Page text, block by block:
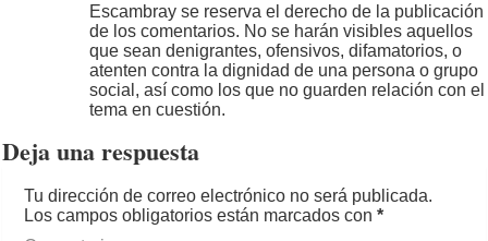
Escambray se reserva el derecho de la publicación
de los comentarios. No se harán visibles aquellos
que sean denigrantes, ofensivos, difamatorios, o
atenten contra la dignidad de una persona o grupo
social, así como los que no guarden relación con el
tema en cuestión.
Deja una respuesta
Tu dirección de correo electrónico no será publicada.
Los campos obligatorios están marcados con*